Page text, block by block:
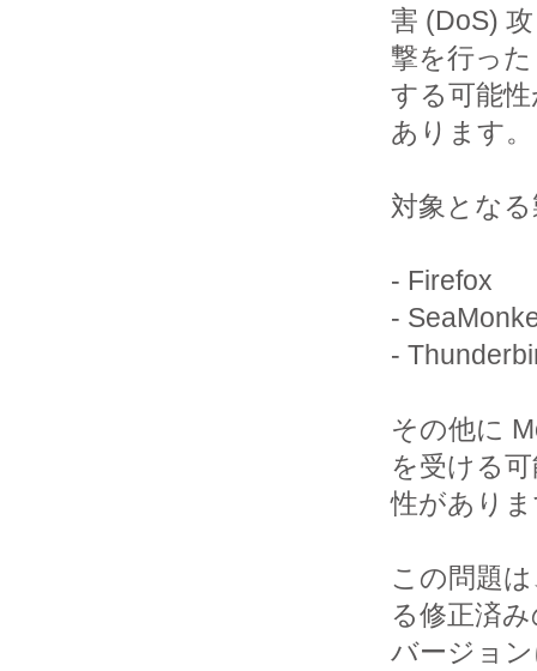
害 (DoS) 攻
撃を行っ
する可能
あります。
対象とな
- Firefox
-
-
その他に
を受ける
性があり
この問題
る修正済
バージョ